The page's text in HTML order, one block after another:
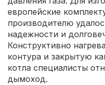
европейские
производителю
надежности и
Конструктивно
контура и закрытую
котла специалисты
дымоход.